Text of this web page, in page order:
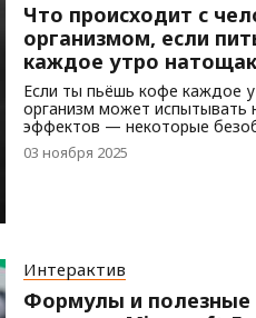
Что происходит с
организмом, если
каждое утро натощак
Если ты пьёшь кофе каждое
организм может испытывать
эффектов — некоторые
временем могут вызывать
разберём их:
03 ноября 2025
Интерактив
Формулы и полезные